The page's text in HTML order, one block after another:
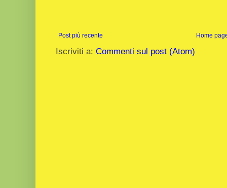
Post più recente Home
Iscriviti a: Commenti sul post (Atom)